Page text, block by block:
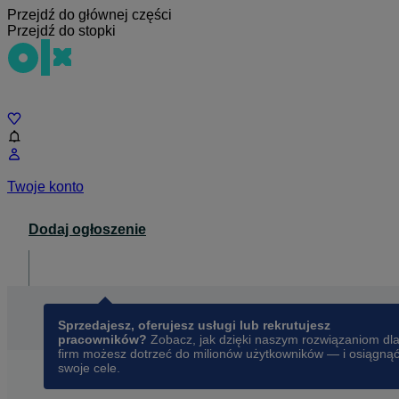
Przejdź do głównej części
Przejdź do stopki
Twoje konto
Dodaj ogłoszenie
Sprzedajesz, oferujesz usługi lub rekrutujesz
pracowników? Zobacz, jak dzięki naszym rozwiązaniom dla
firm możesz dotrzeć do milionów użytkowników — i osiągnąć
swoje cele.